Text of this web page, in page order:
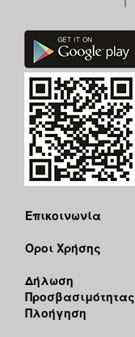
Επικοινωνία
Όροι Χρήσης
Δήλωση
Προσβασιμότητας
Πλοήγηση